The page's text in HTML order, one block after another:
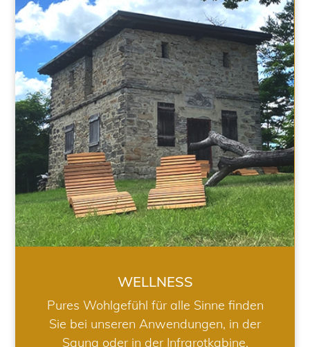
WELLNESS
WELLNESS
Pures Wohlgefühl für alle Sinne finden
Sie bei unseren Anwendungen, in der
Sauna oder in der Infrarotkabine.